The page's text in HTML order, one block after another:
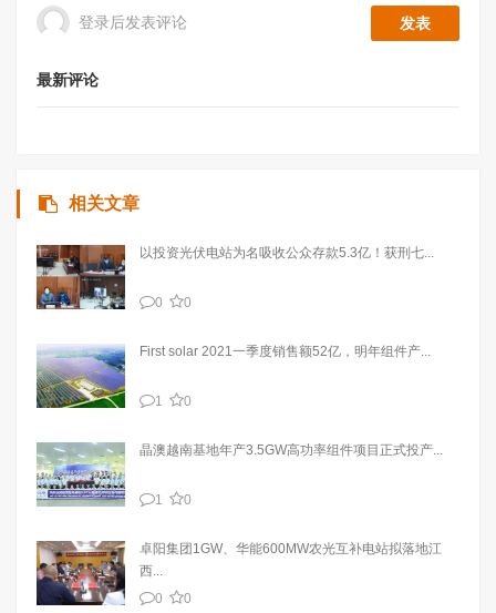
登录后发表评论
最新评论
相关文章
以投资光伏电站为名吸收公众存款5.3亿！获刑七...
0 0
First solar 2021一季度销售额52亿，明年组件产...
1 0
晶澳越南基地年产3.5GW高功率组件项目正式投产...
1 0
卓阳集团1GW、华能600MW农光互补电站拟落地江
西...
0
0